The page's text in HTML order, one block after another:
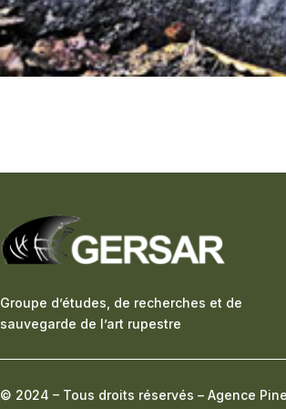
Groupe d’études, de recherches et de
sauvegarde de l’art rupestre
© 2024 – Tous droits réservés –Agence